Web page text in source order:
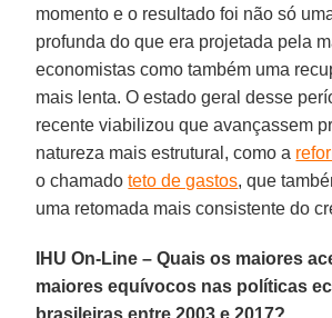
momento e o resultado foi não só
profunda do que era projetada pela
economistas como também uma
mais lenta. O estado geral desse
recente viabilizou que avançassem
natureza mais estrutural, como a
o chamadoteto de gastos, que
uma retomada mais consistente do
IHU On-Line – Quais os maiores
maiores equívocos nas políticas
brasileiras entre 2003 e 2017?